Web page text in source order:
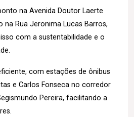
na Avenida Doutor Laerte
na Rua Jeronima Lucas Barros,
com a sustentabilidade e o
com estações de ônibus
e Carlos Fonseca no corredor
Pereira, facilitando a